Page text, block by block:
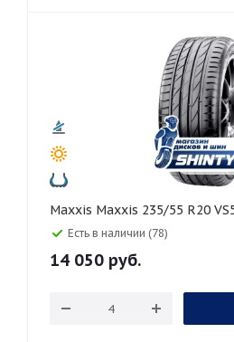
Maxxis Maxxis 235/55
Есть в наличии (78)
14 050 руб.